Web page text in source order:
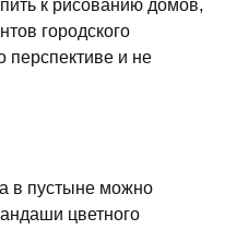
к рисованию домов,
городского
и не
в пустыне можно
цветного